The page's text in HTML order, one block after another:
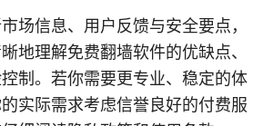
场信息、用户反馈与安全要点，
地理解免费翻墙软件的优缺点、
制。若你需要更专业、稳定的体
实际需求考虑信誉良好的付费服